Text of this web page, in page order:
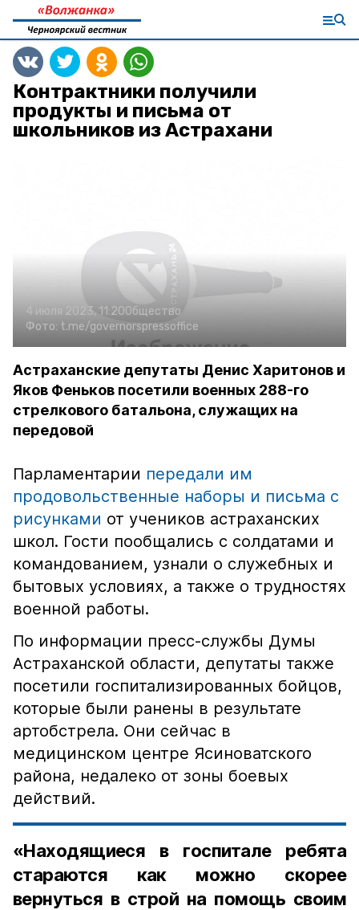
Контрактники получили
продукты и письма от
школьников из Астрахани
4 июля 2023, 11:20Общество
Фото: t.me/governorspressoffice
Астраханские депутаты Денис Харитонов и
Яков Феньков посетили военных 288-го
стрелкового батальона, служащих на
передовой
Парламентарии передали им
продовольственные наборы и письма с
рисунками от учеников астраханских
школ. Гости пообщались с солдатами и
командованием, узнали о служебных и
бытовых условиях, а также о трудностях
военной работы.
По информации пресс-службы Думы
Астраханской области, депутаты также
посетили госпитализированных бойцов,
которые были ранены в результате
артобстрела. Они сейчас в
медицинском центре Ясиноватского
района, недалеко от зоны боевых
действий.
«Находящиеся в госпитале ребята
стараются как можно скорее
вернуться в строй на помощь своим